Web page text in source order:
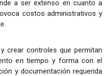
a ser extenso en cuanto a
costos administrativos y
crear controles que permitan
en tiempo y forma con el
y documentación requerida